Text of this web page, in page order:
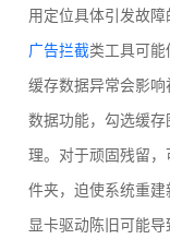
用定位具体引发故
广告拦截类工具可能
缓存数据异常会影响
数据功能，勾选缓存
理。对于顽固残留，
件夹，迫使系统重建
显卡驱动陈旧可能